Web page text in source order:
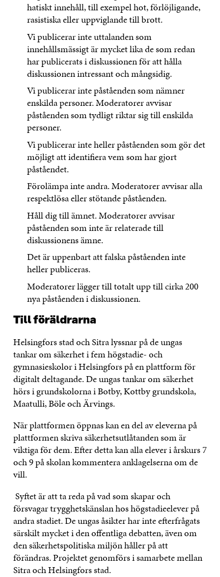
hatiskt innehåll, till exempel hot, förlöjligande,
rasistiska eller uppviglande till brott.
Vi publicerar inte uttalanden som
innehållsmässigt är mycket lika de som redan
har publicerats i diskussionen för att hålla
diskussionen intressant och mångsidig.
Vi publicerar inte påståenden som nämner
enskilda personer. Moderatorer avvisar
påståenden som tydligt riktar sig till enskilda
personer.
Vi publicerar inte heller påståenden som gör det
möjligt att identifiera vem som har gjort
påståendet.
Förolämpa inte andra. Moderatorer avvisar alla
respektlösa eller stötande påståenden.
Håll dig till ämnet. Moderatorer avvisar
påståenden som inte är relaterade till
diskussionens ämne.
Det är uppenbart att falska påståenden inte
heller publiceras.
Moderatorer lägger till totalt upp till cirka 200
nya påståenden i diskussionen.
Till föräldrarna
Helsingfors stad och Sitra lyssnar på de ungas
tankar om säkerhet i fem högstadie- och
gymnasieskolor i Helsingfors på en plattform för
digitalt deltagande. De ungas tankar om säkerhet
hörs i grundskolorna i Botby, Kottby grundskola,
Maatulli, Böle och Ärvings.
När plattformen öppnas kan en del av eleverna på
plattformen skriva säkerhetsutlåtanden som är
viktiga för dem. Efter detta kan alla elever i årskurs 7
och 9 på skolan kommentera anklagelserna om de
vill.
Syftet är att ta reda på vad som skapar och
försvagar trygghetskänslan hos högstadieelever på
andra stadiet. De ungas åsikter har inte efterfrågats
särskilt mycket i den offentliga debatten, även om
den säkerhetspolitiska miljön håller på att
förändras. Projektet genomförs i samarbete mellan
Sitra och Helsingfors stad.